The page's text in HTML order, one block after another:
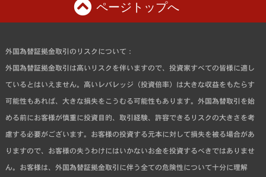
ページトップへ
外国為替証拠金取引のリスクについて：
外国為替証拠金取引は高いリスクを伴いますので、投資家すべての皆様に適し
ているとはいえません。高いレバレッジ（投資倍率）は大きな収益をもたらす
可能性もあれば、大きな損失をこうむる可能性もあります。外国為替取引を始
める前にお客様が慎重に投資目的、取引経験、許容できるリスクの大きさを考
慮する必要がございます。お客様の投資する元本に対して損失を被る場合があ
りますので、お客様の失うわけにはいかないお金を投資するべきではありませ
ん。お客様は、外国為替証拠金取引に伴う全ての危険性について十分に理解